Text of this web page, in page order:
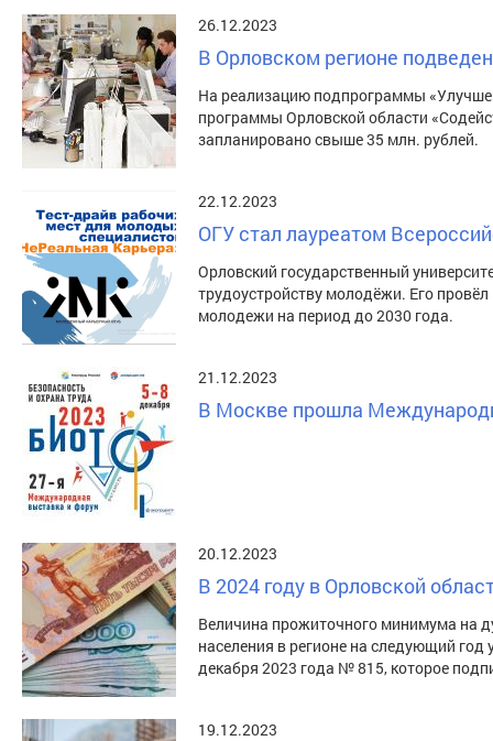
26.12.2023
В Орловском регионе
На реализацию подпрограммы
программы Орловской области
запланировано свыше 35 млн. рублей.
22.12.2023
ОГУ стал лауреатом
Орловский государственный
трудоустройству молодёжи. Его
молодежи на период до 2030 года.
21.12.2023
В Москве прошла
20.12.2023
В 2024 году в Орловской
Величина прожиточного минимума на
населения в регионе на следующий
декабря 2023 года № 815, которое
19.12.2023